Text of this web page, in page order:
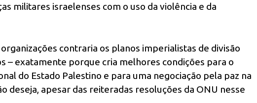
militares israelenses com o uso da violência e da
contraria os planos imperialistas de divisão
– exatamente porque cria melhores condições para o
do Estado Palestino e para uma negociação pela paz na
deseja, apesar das reiteradas resoluções da ONU nesse